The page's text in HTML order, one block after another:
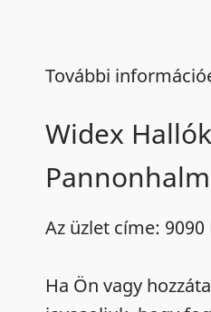
További
Widex
Az üzlet címe: 9090
Ha Ön vagy